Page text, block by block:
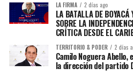
LA FIRMA 2 días ago
LA BATALLA DE BOYACÁ
SOBRE LA
CRÍTICA DESDE EL
TERRITORIO & PODER 2 días
Camilo Noguera
la dirección del partido